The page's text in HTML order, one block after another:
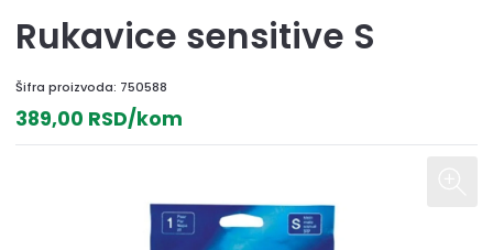
Rukavice sensitive S
Šifra proizvoda: 750588
389,00 RSD/kom